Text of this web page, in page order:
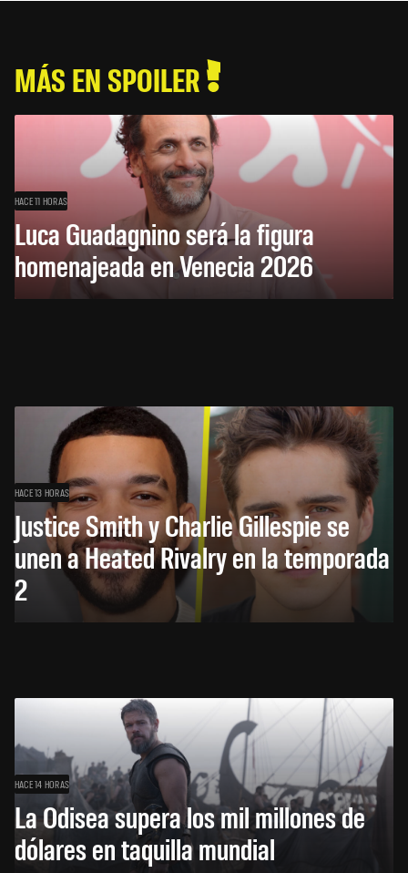
MÁS EN SPOILER
HACE 11 HORAS
Luca Guadagnino será la figura
homenajeada en Venecia 2026
HACE 13 HORAS
Justice Smith y Charlie Gillespie se
unen a Heated Rivalry en la temporada
2
HACE 14 HORAS
La Odisea supera los mil millones de
dólares en taquilla mundial